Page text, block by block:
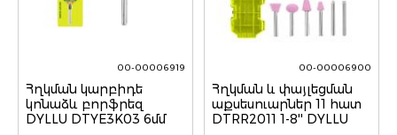
00-00006919
Հղկման կարբիդե
կոնաձև բորֆրեզ
DYLLU DTYE3K03 6մմ
00-00006900
Հղկման և փայլեցման
աքսեսուարներ 11 հատ
DTRR2011 1-8'' DYLLU